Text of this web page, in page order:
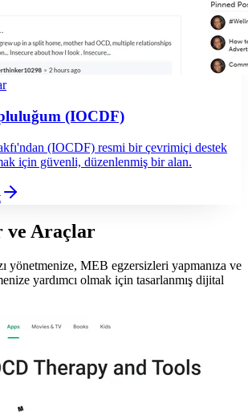
(IOCDF)
(IOCDF) resmi bir çevrimiçi destek
için güvenli, düzenlenmiş bir alan.
ve Araçlar
yönetmenize, MEB egzersizleri yapmanıza ve
yardımcı olmak için tasarlanmış dijital